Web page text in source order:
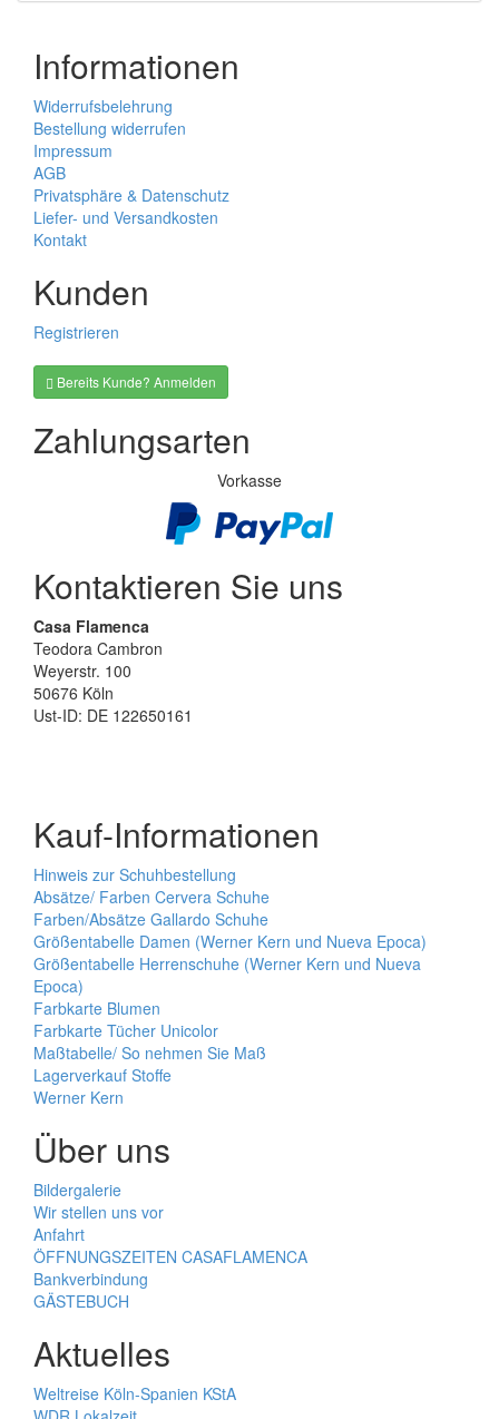
Informationen
Widerrufsbelehrung
Bestellung widerrufen
Impressum
AGB
Privatsphäre & Datenschutz
Liefer- und Versandkosten
Kontakt
Kunden
Registrieren
Bereits Kunde? Anmelden
Zahlungsarten
Vorkasse
Kontaktieren Sie uns
Casa Flamenca
Teodora Cambron
Weyerstr. 100
50676 Köln
Ust-ID: DE 122650161
Kauf-Informationen
Hinweis zur Schuhbestellung
Absätze/ Farben Cervera Schuhe
Farben/Absätze Gallardo Schuhe
Größentabelle Damen (Werner Kern und Nueva Epoca)
Größentabelle Herrenschuhe (Werner Kern und Nueva
Epoca)
Farbkarte Blumen
Farbkarte Tücher Unicolor
Maßtabelle/ So nehmen Sie Maß
Lagerverkauf Stoffe
Werner Kern
Über uns
Bildergalerie
Wir stellen uns vor
Anfahrt
ÖFFNUNGSZEITEN CASAFLAMENCA
Bankverbindung
GÄSTEBUCH
Aktuelles
Weltreise Köln-Spanien KStA